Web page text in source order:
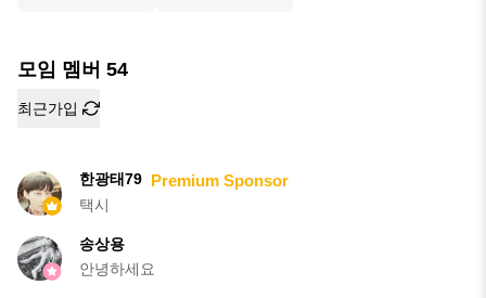
모임 멤버 54
최근가입
한광태79 Premium Sponsor
택시
송상용
안녕하세요